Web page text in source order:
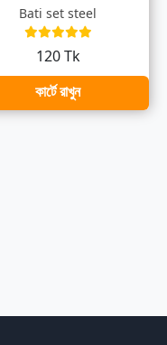
Bati set steel
120 Tk
কার্টে রাখুন